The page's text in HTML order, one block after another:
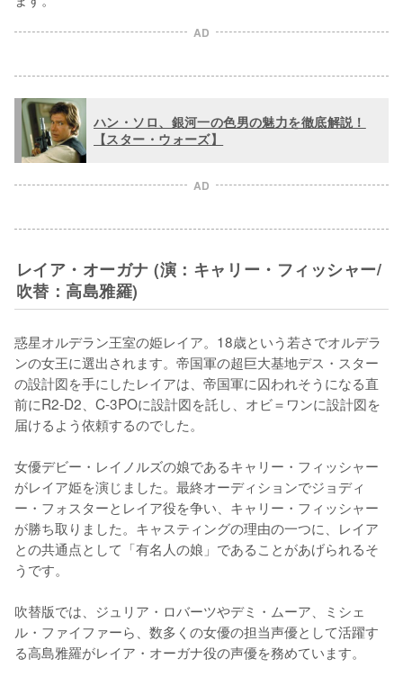
AD
ハン・ソロ、銀河一の色男の魅力を徹底解説！
【スター・ウォーズ】
AD
レイア・オーガナ (演：キャリー・フィッシャー/
吹替：高島雅羅)
惑星オルデラン王室の姫レイア。18歳という若さでオルデラ
ンの女王に選出されます。帝国軍の超巨大基地デス・スター
の設計図を手にしたレイアは、帝国軍に囚われそうになる直
前にR2-D2、C-3POに設計図を託し、オビ＝ワンに設計図を
届けるよう依頼するのでした。
女優デビー・レイノルズの娘であるキャリー・フィッシャー
がレイア姫を演じました。最終オーディションでジョディ
ー・フォスターとレイア役を争い、キャリー・フィッシャー
が勝ち取りました。キャスティングの理由の一つに、レイア
との共通点として「有名人の娘」であることがあげられるそ
うです。
吹替版では、ジュリア・ロバーツやデミ・ムーア、ミシェ
ル・ファイファーら、数多くの女優の担当声優として活躍す
る高島雅羅がレイア・オーガナ役の声優を務めています。